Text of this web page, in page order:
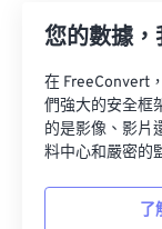
您的數據
在 FreeConvert
們強大的安全框
的是影像、影片
料中心和嚴密的
了